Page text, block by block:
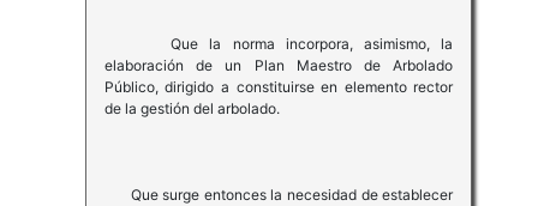
Que la norma incorpora, asimismo, la
elaboración de un Plan Maestro de Arbolado
Público, dirigido a constituirse en elemento rector
de la gestión del arbolado.
Que surge entonces la necesidad de establecer